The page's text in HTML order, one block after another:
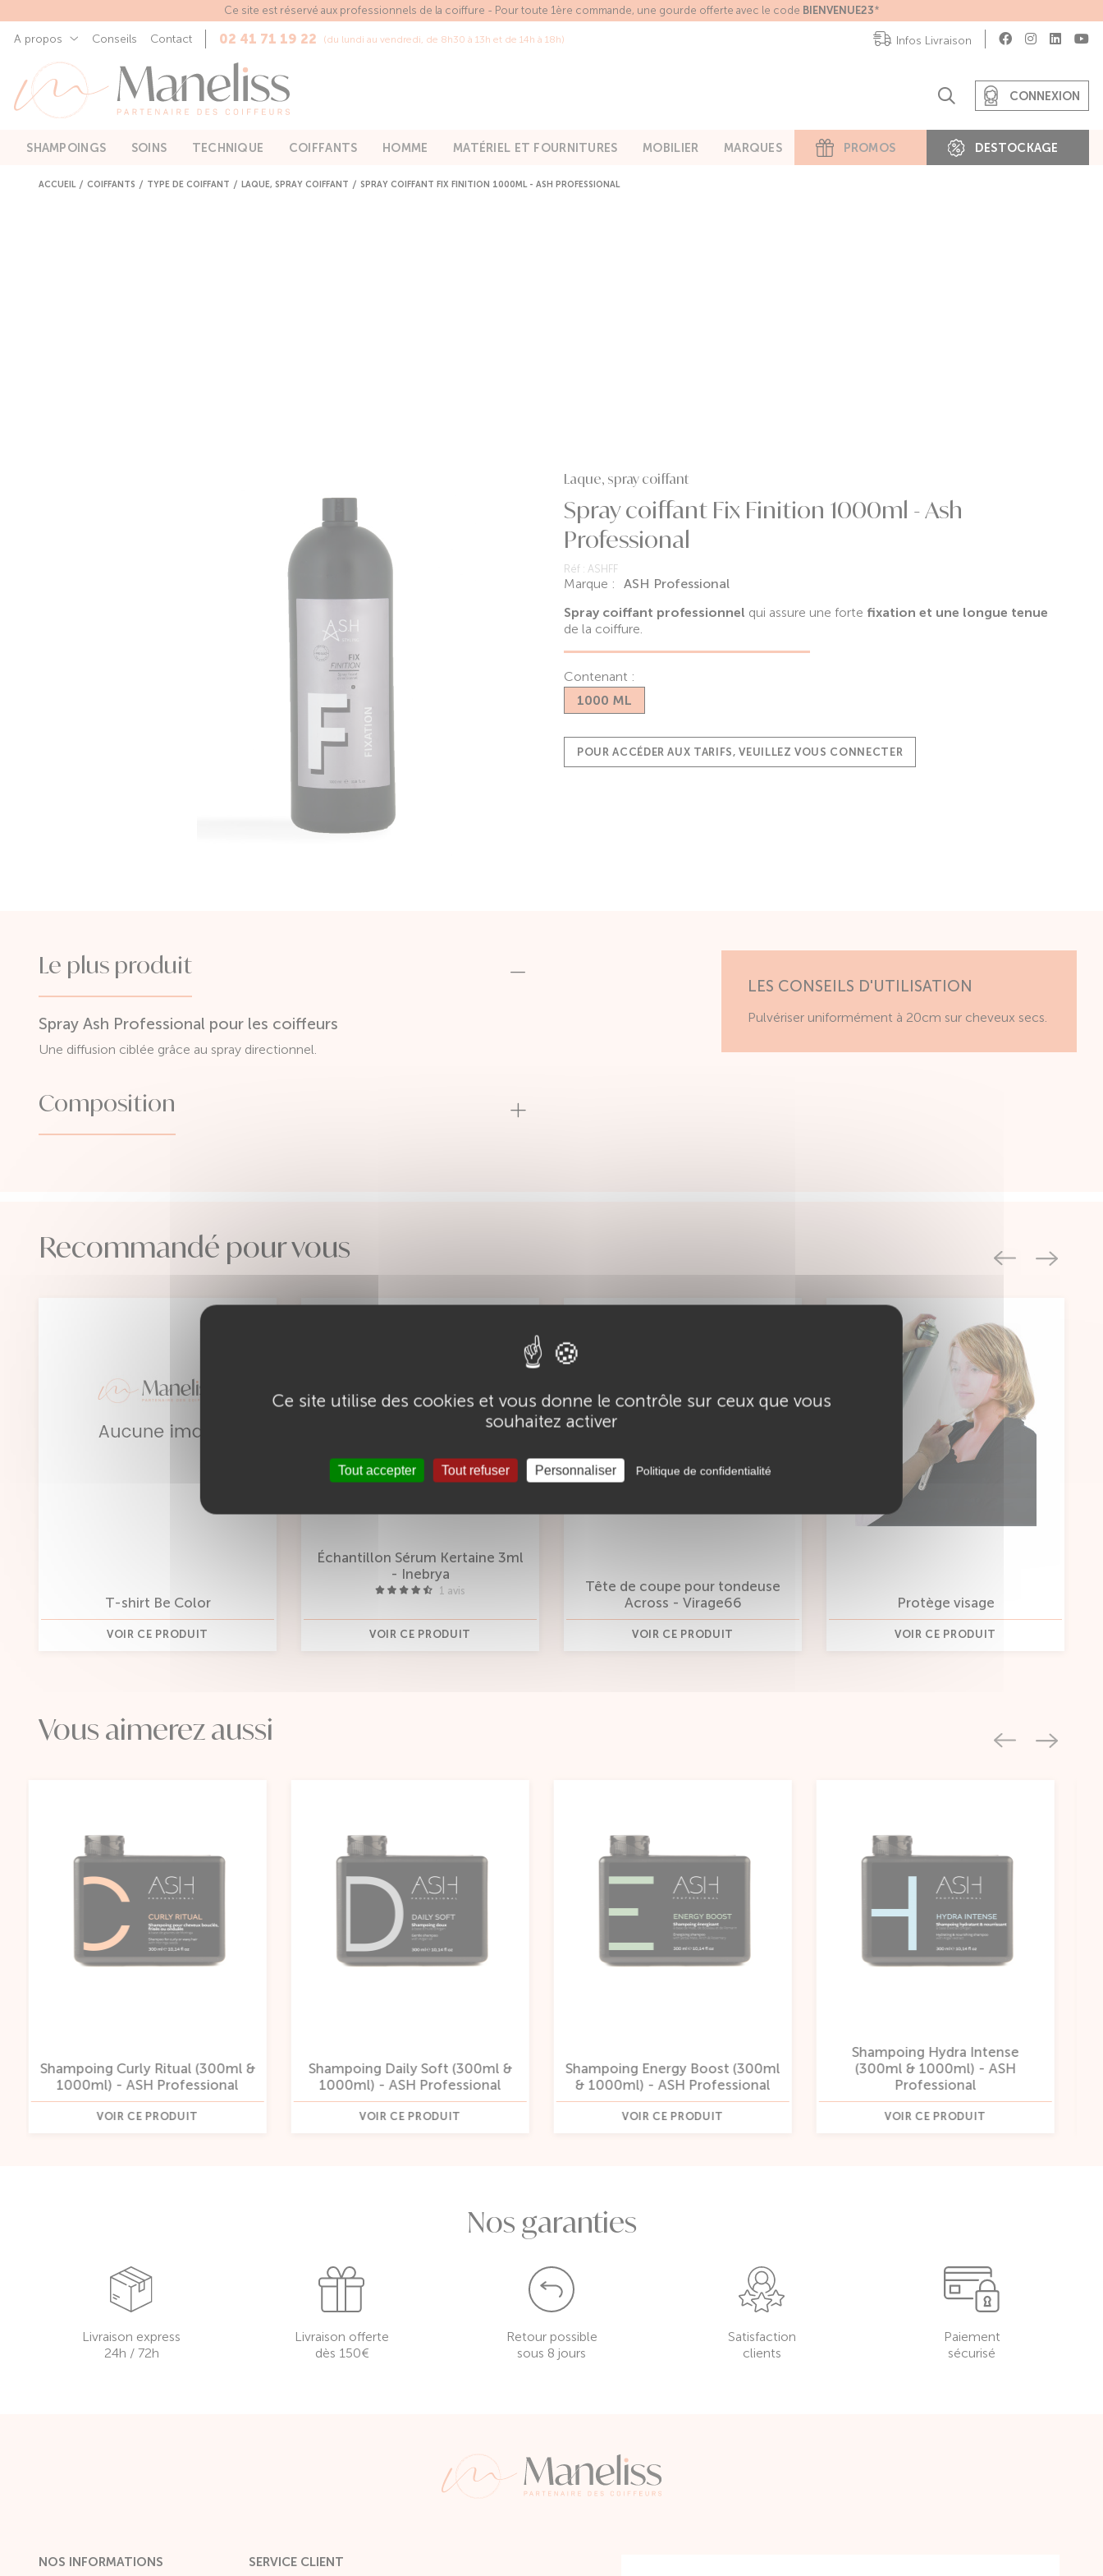
Ce site est réservé aux professionnels de la coiffure - Pour toute 1ère commande, une gourde offerte avec le code BIENVENUE23*
A propos Conseils Contact 02 41 71 19 22 (du lundi au vendredi, de 8h30 à 13h et de 14h à 18h)
SHAMPOINGS SOINS TECHNIQUE COIFFANTS HOMME MATÉRIEL ET FOURNITURES MOBILIER MARQUES PROMOS DESTOCKAGE
CONNEXION
Infos Livraison
ACCUEIL COIFFANTS TYPE DE COIFFANT LAQUE, SPRAY COIFFANT SPRAY COIFFANT FIX FINITION 1000ML - ASH PROFESSIONAL
Laque, spray coiffant
Spray coiffant Fix Finition 1000ml - Ash
Professional
Réf : ASHFF
Marque :
ASH Professional
Spray coiffant professionnel qui assure une forte fixation et une longue tenue
de la coiffure.
Contenant :
1000 ML
POUR ACCÉDER AUX TARIFS, VEUILLEZ VOUS CONNECTER
Le plus produit
Spray Ash Professional pour les coiffeurs
Une diffusion ciblée grâce au spray directionnel.
Composition
LES CONSEILS D'UTILISATION
Pulvériser uniformément à 20cm sur cheveux secs.
Recommandé pour vous
Échantillon Sérum Kertaine 3ml
VOIR CE PRODUIT
Tête de coupe pour tondeuse
VOIR CE PRODUIT
Protège visage
VOIR CE PRODUIT
"Professional" 6.0 -
VOIR CE PRODUIT
Vous aimerez aussi
Shampoing Daily Soft (300ml &
1000ml) - ASH Professional
VOIR CE PRODUIT
Shampoing Energy Boost (300ml
& 1000ml) - ASH Professional
VOIR CE PRODUIT
(300ml & 1000ml) - ASH
Professional
VOIR CE PRODUIT
Shampoing Regul Hair (300ml &
1000ml) - ASH Professional
VOIR CE PRODUIT
Nos garanties
Livraison express
24h / 72h
Livraison offerte
dès 150€
Retour possible
sous 8 jours
Satisfaction
clients
Paiement
sécurisé
NOS INFORMATIONS SERVICE CLIENT
Ce site utilise des cookies et vous donne le contrôle sur ceux que vous
souhaitez activer
Tout accepter Tout refuser Personnaliser Politique de confidentialité